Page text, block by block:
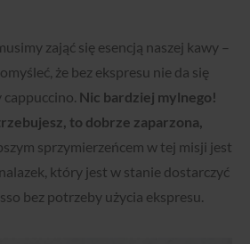
zająć się esencją naszej kawy –
że bez ekspresu nie da się
Nic bardziej mylnego!
to dobrze zaparzona,
sprzymierzeńcem w tej misji jest
który jest w stanie dostarczyć
bez potrzeby użycia ekspresu.